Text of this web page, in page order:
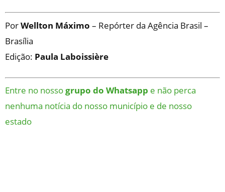
PorWellton Máximo – Repórter da Agência Brasil –
Brasília
Edição: Paula Laboissière
Entre no nossogrupo do Whatsapp e não perca
nenhuma notícia do nosso município e de nosso
estado